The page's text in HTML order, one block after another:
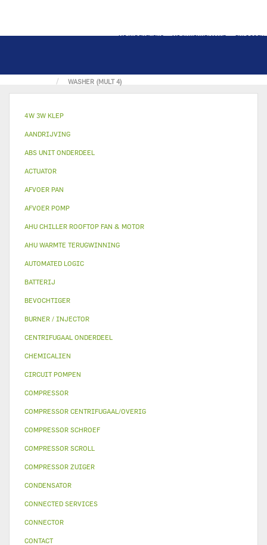
MIJN REKENING MIJN WINKELMAND INLOGGEN
WASHER (MULT 4)
4W 3W KLEP
AANDRIJVING
ABS UNIT ONDERDEEL
ACTUATOR
AFVOER PAN
AFVOER POMP
AHU CHILLER ROOFTOP FAN & MOTOR
AHU WARMTE TERUGWINNING
AUTOMATED LOGIC
BATTERIJ
BEVOCHTIGER
BURNER / INJECTOR
CENTRIFUGAAL ONDERDEEL
CHEMICALIEN
CIRCUIT POMPEN
COMPRESSOR
COMPRESSOR CENTRIFUGAAL/OVERIG
COMPRESSOR SCHROEF
COMPRESSOR SCROLL
COMPRESSOR ZUIGER
CONDENSATOR
CONNECTED SERVICES
CONNECTOR
CONTACT